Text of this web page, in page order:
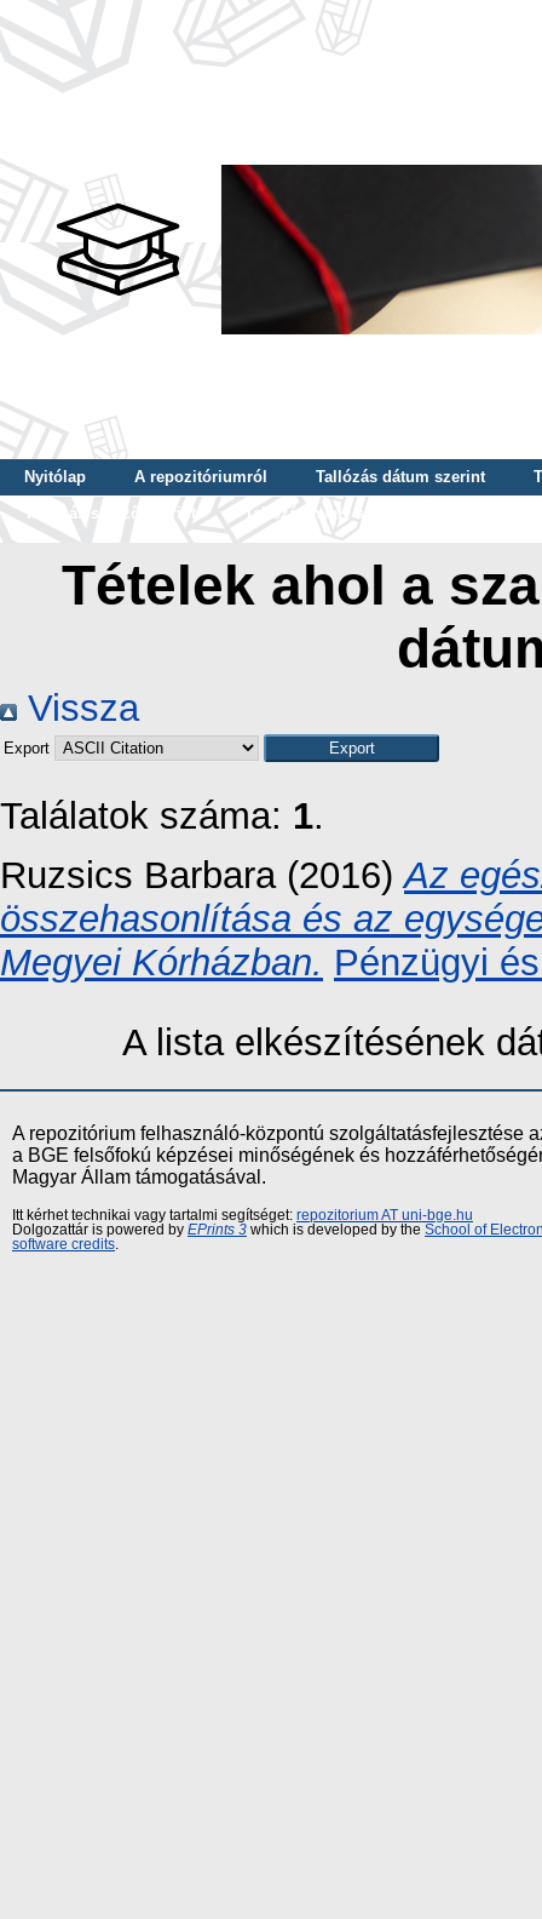
Nyitólap A repozitóriumról Tallózás dátum szerint
Tallózás szerző szerint
Tallózás nyelv szerint
Tételek ahol a
Vissza
Export
Találatok száma: 1.
Ruzsics Barbara (2016)Az
összehasonlítása és az
Megyei Kórházban. Pénzügyi
A lista elkészítésének
A repozitórium felhasználó-központú szolgáltatásfejlesztése
a BGE felsőfokú képzései minőségének és
Magyar Állam támogatásával.
Itt kérhet technikai vagy tartalmi segítséget: repozitorium AT uni-bge.hu
Dolgozattár is powered by EPrints 3 which is developed by the School of
software credits